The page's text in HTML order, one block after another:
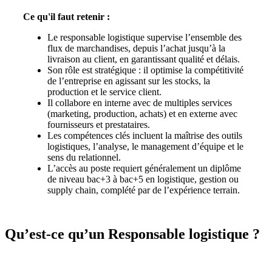
Ce qu'il faut retenir :
Le responsable logistique supervise l’ensemble des
flux de marchandises, depuis l’achat jusqu’à la
livraison au client, en garantissant qualité et délais.
Son rôle est stratégique : il optimise la compétitivité
de l’entreprise en agissant sur les stocks, la
production et le service client.
Il collabore en interne avec de multiples services
(marketing, production, achats) et en externe avec
fournisseurs et prestataires.
Les compétences clés incluent la maîtrise des outils
logistiques, l’analyse, le management d’équipe et le
sens du relationnel.
L’accès au poste requiert généralement un diplôme
de niveau bac+3 à bac+5 en logistique, gestion ou
supply chain, complété par de l’expérience terrain.
Qu’est-ce qu’un Responsable logistique ?